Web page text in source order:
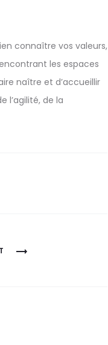
connaître vos valeurs,
les espaces
naître et d’accueillir
l’agilité, de la